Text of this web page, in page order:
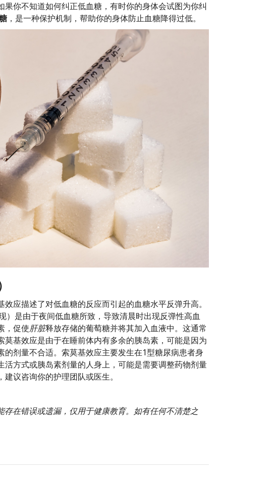
你不知道如何纠正低血糖，有时你的身体会试图为你纠
，是一种保护机制，帮助你的身体防止血糖降得过低。
应描述了对低血糖的反应而引起的血糖水平反弹升高。
）是由于夜间低血糖所致，导致清晨时出现反弹性高血
，促使肝脏释放存储的葡萄糖并将其加入血液中。这通常
基效应是由于在睡前体内有多余的胰岛素，可能是因为
剂量不合适。索莫基效应主要发生在1型糖尿病患者身
方式或胰岛素剂量的人身上，可能是需要调整药物剂量
议咨询你的护理团队或医生。
在错误或遗漏，仅用于健康教育。如有任何不清楚之